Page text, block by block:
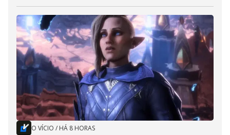
O VÍCIO / HÁ 8 HORAS